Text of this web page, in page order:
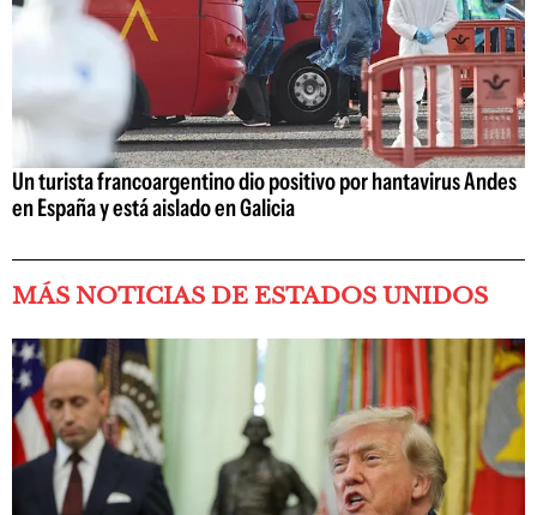
Un turista francoargentino dio positivo por hantavirus Andes
en España y está aislado en Galicia
MÁS NOTICIAS DE ESTADOS UNIDOS